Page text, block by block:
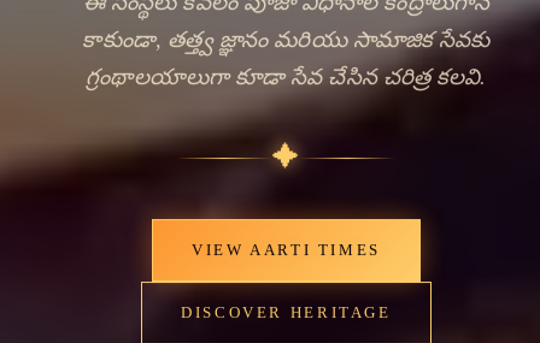
🔍
కాకుండా, తత్త్వ జ్ఞానం మరియు సామాజిక సేవకు
గ్రంథాలయాలుగా కూడా సేవ చేసిన చరిత్ర కలవి.
✦
VIEW AARTI TIMES
DISCOVER HERITAGE